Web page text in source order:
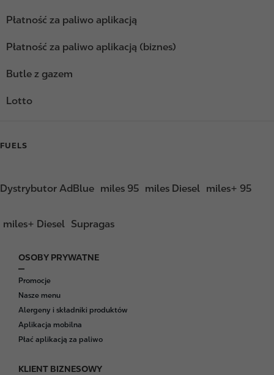
Płatność za paliwo aplikacją
Płatność za paliwo aplikacją (biznes)
Butle z gazem
Lotto
FUELS
Dystrybutor AdBlue miles 95 miles Diesel miles+ 95
miles+ Diesel Supragas
F
o
o
t
e
r
OSOBY PRYWATNE
Promocje
Nasze menu
Alergeny i składniki produktów
Aplikacja mobilna
Płać aplikacją za paliwo
KLIENT BIZNESOWY